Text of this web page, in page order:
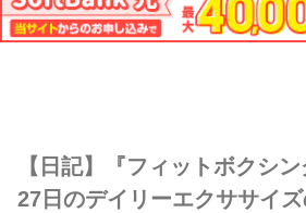
【日記】『フィットボクシ
27日のデイリーエクササイ